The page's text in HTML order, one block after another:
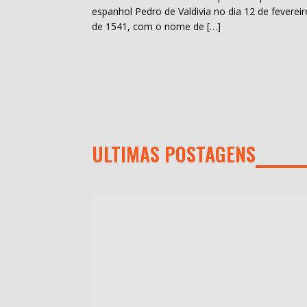
espanhol Pedro de Valdivia no dia 12 de
de 1541, com o nome de […]
ULTIMAS POSTAGENS